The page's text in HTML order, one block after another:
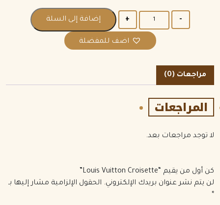
إضافة إلى السلة
اضف للمفضلة
مراجعات (0)
المراجعات
لا توجد مراجعات بعد.
كن أول من يقيم “Louis Vuitton Croisette”
لن يتم نشر عنوان بريدك الإلكتروني. الحقول الإلزامية مشار إليها بـ
*